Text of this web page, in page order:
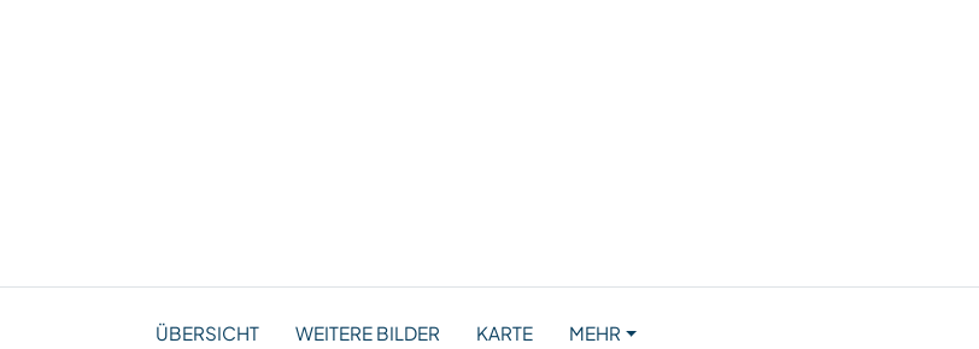
ÜBERSICHT WEITERE BILDER KARTE MEHR